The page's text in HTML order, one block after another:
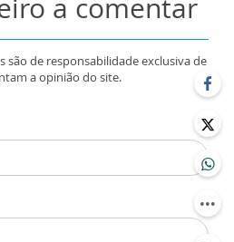
são de responsabilidade exclusiva de
a opinião do site.